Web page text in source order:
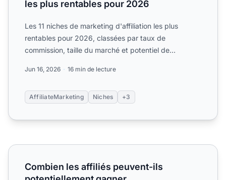
les plus rentables pour 2026
Les 11 niches de marketing d'affiliation les plus
rentables pour 2026, classées par taux de
commission, taille du marché et potentiel de
Jun 16, 2026 16 min de lecture
AffiliateMarketing Niches +3
Combien les affiliés peuvent-ils potentiellement gagner
Combien les affiliés peuvent-ils